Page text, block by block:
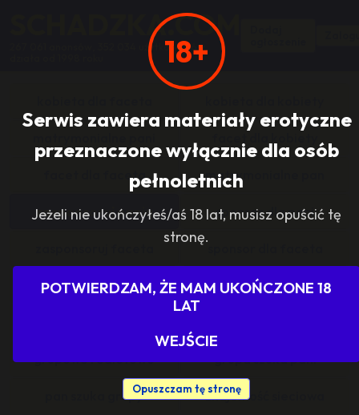
18+
Serwis zawiera materiały erotyczne
przeznaczone wyłącznie dla osób
pełnoletnich
Jeżeli nie ukończyłeś/aś 18 lat, musisz opuścić tę
stronę.
POTWIERDZAM, ŻE MAM UKOŃCZONE 18
LAT
WEJŚCIE
Opuszczam tę stronę
SCHADZKA.COM
267 061 anonsów, 352 034 użytkowników,
facet dla faceta matrymonialne pan
zasponsoruj panią sponsor dla pani
sponsoring grupy agencje towarzyskie
grupowo i odlotowo grupa szuka pani
pan szuka grupy znajomość sieciowa